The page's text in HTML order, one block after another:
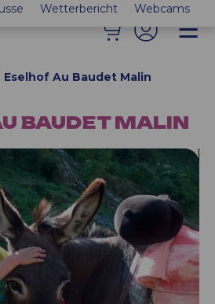
Wetterbericht Webcams
Eselhof Au Baudet Malin
BAUDET MALIN